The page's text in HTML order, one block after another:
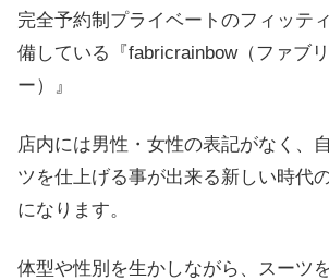
完全予約制プライベートのフィッテ
備している『fabricrainbow（ファブ
ー）』
店内には男性・女性の表記がなく、
ツを仕上げる事が出来る新しい時代
になります。
体型や性別を生かしながら、スーツ